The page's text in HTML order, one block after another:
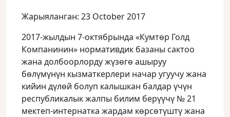
Жарыяланган: 23 October 2017
2017-жылдын 7-октябрында «Кумтɵр Голд
Компанинин» нормативдик базаны сактоо
жана долбоорлорду жүзɵгɵ ашыруу
бɵлүмүнүн кызматкерлери начар угуучу жана
кийин дүлɵй болуп калышкан балдар үчүн
республикалык жалпы билим берүүчү № 21
мектеп-интернатка жардам кɵрсɵтүштү жана